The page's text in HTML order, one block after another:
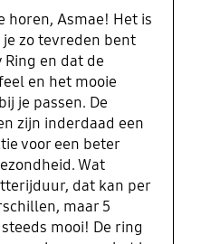
op.
horen, Asmae! Het is
zo tevreden bent
Ring en dat de
en het mooie
je passen. De
zijn inderdaad een
voor een beter
Wat
dat kan per
maar 5
mooi! De ring